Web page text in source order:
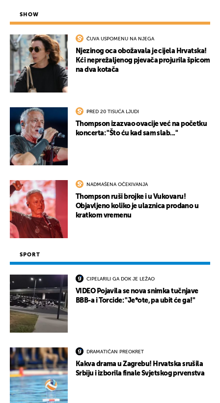
SHOW
ČUVA USPOMENU NA NJEGA
Njezinog oca obožavala je cijela Hrvatska!
Kći neprežaljenog pjevača projurila špicom
na dva kotača
PRED 20 TISUĆA LJUDI
Thompson izazvao ovacije već na početku
koncerta: "Što ću kad sam slab..."
NADMAŠENA OČEKIVANJA
Thompson ruši brojke i u Vukovaru!
Objavljeno koliko je ulaznica prodano u
kratkom vremenu
SPORT
CIPELARILI GA DOK JE LEŽAO
VIDEO Pojavila se nova snimka tučnjave
BBB-a i Torcide: "Je*ote, pa ubit će ga!"
DRAMATIČAN PREOKRET
Kakva drama u Zagrebu! Hrvatska srušila
Srbiju i izborila finale Svjetskog prvenstva